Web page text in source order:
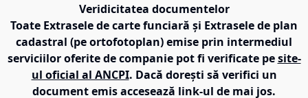
Veridicitatea documentelor
Toate Extrasele de carte funciară și Extrasele de plan
cadastral (pe ortofotoplan) emise prin intermediul
serviciilor oferite de companie pot fi verificate pe site-
ul oficial al ANCPI. Dacă dorești să verifici un
document emis accesează link-ul de mai jos.